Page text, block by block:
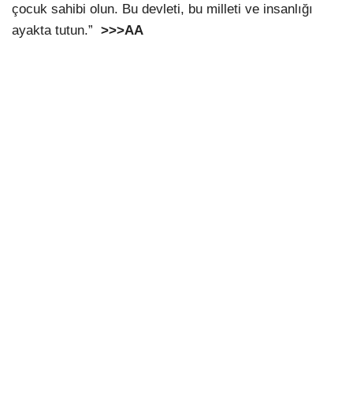
çocuk sahibi olun. Bu devleti, bu milleti ve insanlığı
ayakta tutun.” >>>AA